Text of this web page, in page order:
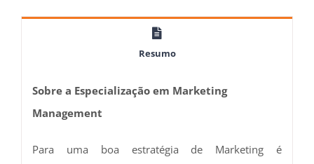
Resumo
Sobre a Especialização em Marketing
Management
Para uma boa estratégia de Marketing é